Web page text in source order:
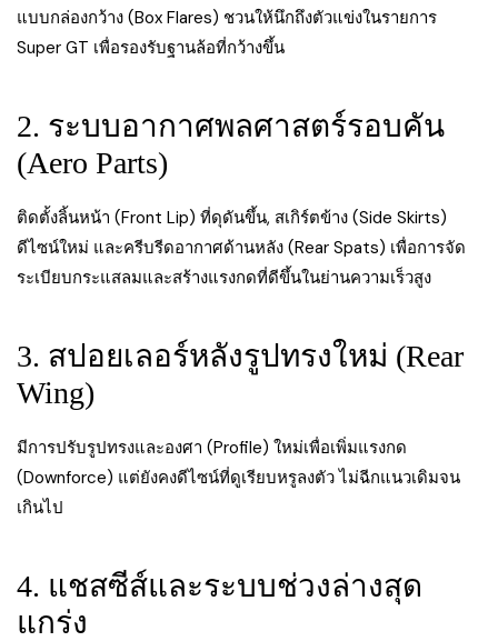
แบบกล่องกว้าง (Box Flares) ชวนให้นึกถึงตัวแข่งในรายการ
Super GT เพื่อรองรับฐานล้อที่กว้างขึ้น
2. ระบบอากาศพลศาสตร์รอบคัน
(Aero Parts)
ติดตั้งลิ้นหน้า (Front Lip) ที่ดุดันขึ้น, สเกิร์ตข้าง (Side Skirts)
ดีไซน์ใหม่ และครีบรีดอากาศด้านหลัง (Rear Spats) เพื่อการจัด
ระเบียบกระแสลมและสร้างแรงกดที่ดีขึ้นในย่านความเร็วสูง
3. สปอยเลอร์หลังรูปทรงใหม่ (Rear
Wing)
มีการปรับรูปทรงและองศา (Profile) ใหม่เพื่อเพิ่มแรงกด
(Downforce) แต่ยังคงดีไซน์ที่ดูเรียบหรูลงตัว ไม่ฉีกแนวเดิมจน
เกินไป
4. แชสซีส์และระบบช่วงล่างสุด
แกร่ง